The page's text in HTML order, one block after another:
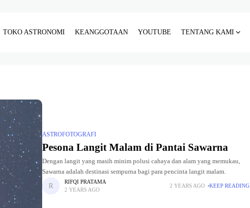
TOKO ASTRONOMI KEANGGOTAAN YOUTUBE TENTANG KAMI
ASTROFOTOGRAFI
Pesona Langit Malam di Pantai Sawarna
Dengan langit yang masih minim polusi cahaya dan alam yang memukau,
Sawarna adalah destinasi sempurna bagi para pencinta langit malam.
RIFQI PRATAMA
2 YEARS AGO
2 YEARS AGO KEEP READING